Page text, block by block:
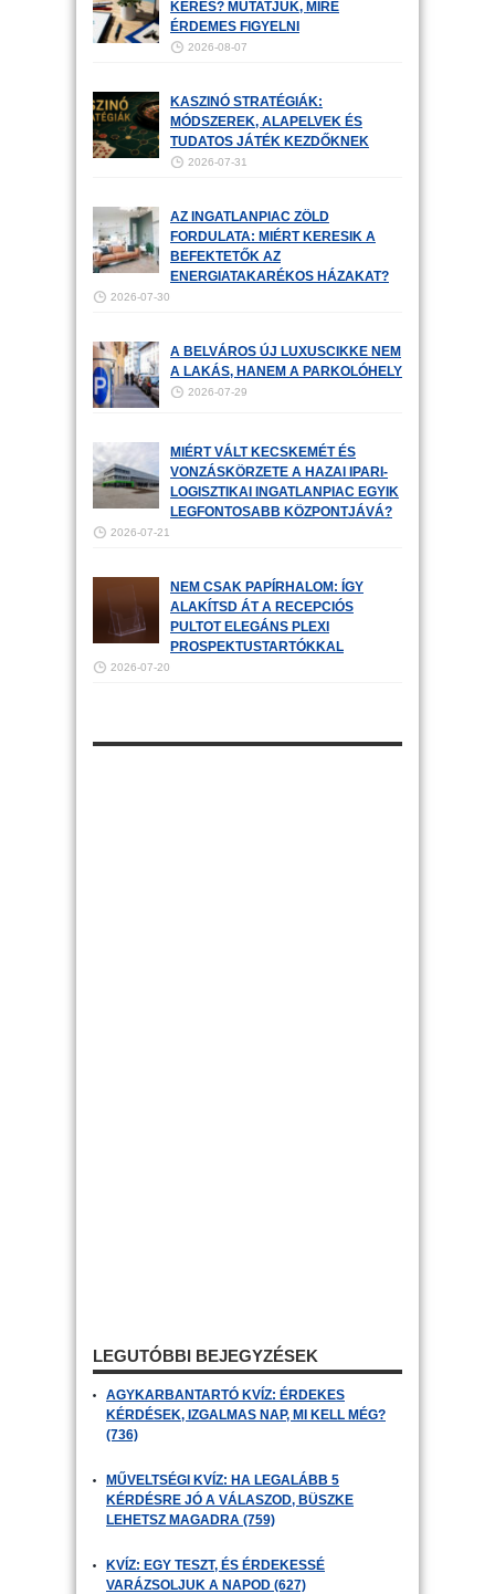
KERES? MUTATJUK, MIRE
ÉRDEMES FIGYELNI
2026-08-07
KASZINÓ STRATÉGIÁK:
MÓDSZEREK, ALAPELVEK ÉS
TUDATOS JÁTÉK KEZDŐKNEK
2026-07-31
AZ INGATLANPIAC ZÖLD
FORDULATA: MIÉRT KERESIK A
BEFEKTETŐK AZ
ENERGIATAKARÉKOS HÁZAKAT?
2026-07-30
A BELVÁROS ÚJ LUXUSCIKKE NEM
A LAKÁS, HANEM A PARKOLÓHELY
2026-07-29
MIÉRT VÁLT KECSKEMÉT ÉS
VONZÁSKÖRZETE A HAZAI IPARI-
LOGISZTIKAI INGATLANPIAC EGYIK
LEGFONTOSABB KÖZPONTJÁVÁ?
2026-07-21
NEM CSAK PAPÍRHALOM: ÍGY
ALAKÍTSD ÁT A RECEPCIÓS
PULTOT ELEGÁNS PLEXI
PROSPEKTUSTARTÓKKAL
2026-07-20
LEGUTÓBBI BEJEGYZÉSEK
AGYKARBANTARTÓ KVÍZ: ÉRDEKES
KÉRDÉSEK, IZGALMAS NAP, MI KELL MÉG?
(736)
MŰVELTSÉGI KVÍZ: HA LEGALÁBB 5
KÉRDÉSRE JÓ A VÁLASZOD, BÜSZKE
LEHETSZ MAGADRA (759)
KVÍZ: EGY TESZT, ÉS ÉRDEKESSÉ
VARÁZSOLJUK A NAPOD (627)